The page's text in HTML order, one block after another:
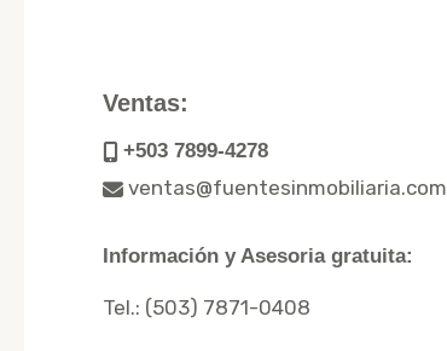
Ventas:
+503 7899-4278
ventas@fuentesinmobiliaria.com
Información y Asesoria gratuita:
Tel.: (503) 7871-0408